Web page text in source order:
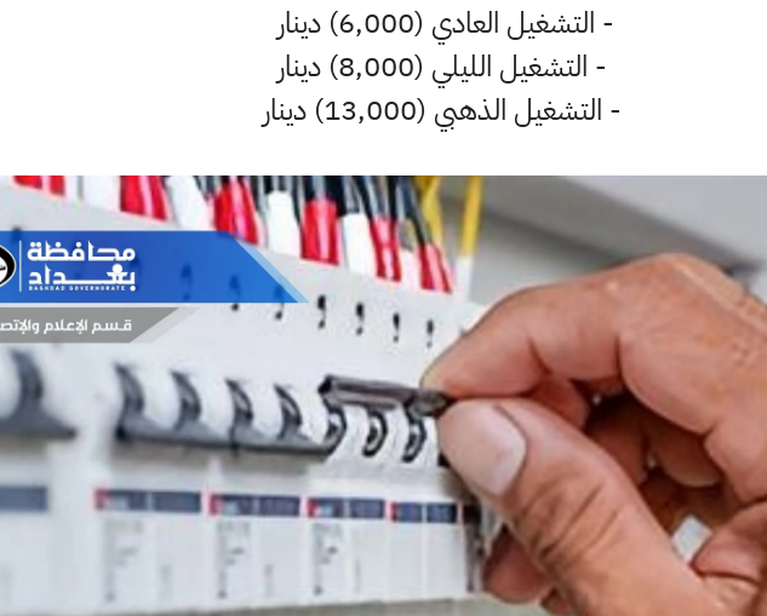
- التشغيل العادي (6,000) دينار
- التشغيل الليلي (8,000) دينار
- التشغيل الذهبي (13,000) دينار